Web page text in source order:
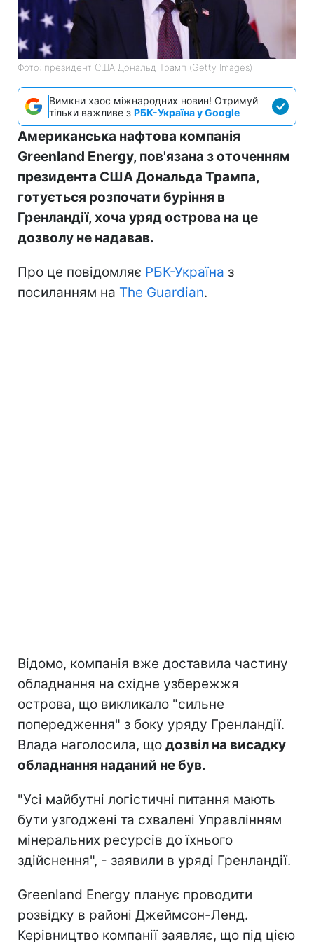
Фото: президент США Дональд Трамп (Getty Images)
Вимкни хаос міжнародних новин! Отримуй
тільки важливе з РБК-Україна у Google
Американська нафтова компанія
Greenland Energy, пов'язана з оточенням
президента США Дональда Трампа,
готується розпочати буріння в
Гренландії, хоча уряд острова на це
дозволу не надавав.
Про це повідомляє РБК-Україна з
посиланням на The Guardian.
Відомо, компанія вже доставила частину
обладнання на східне узбережжя
острова, що викликало "сильне
попередження" з боку уряду Гренландії.
Влада наголосила, що дозвіл на висадку
обладнання наданий не був.
"Усі майбутні логістичні питання мають
бути узгоджені та схвалені Управлінням
мінеральних ресурсів до їхнього
здійснення", - заявили в уряді Гренландії.
Greenland Energy планує проводити
розвідку в районі Джеймсон-Ленд.
Керівництво компанії заявляє, що під цією